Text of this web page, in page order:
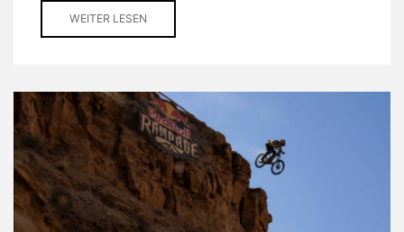
WEITER LESEN